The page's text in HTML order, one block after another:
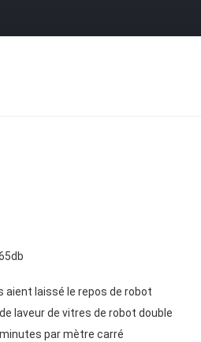
aient laissé le repos de robot
laveur de vitres de robot double
par mètre carré